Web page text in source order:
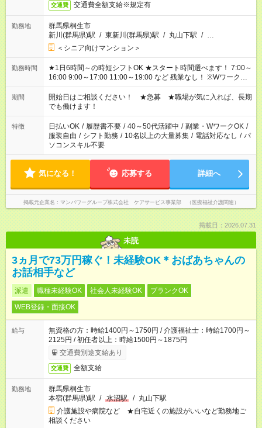
交通費 交通費全額支給※規定有
勤務地
群馬県桐生市
新川(群馬県)駅 / 東新川(群馬県)駅 / 丸山下駅 / …
＜シニア向けマンション＞
勤務時間
★1日6時間～の時短シフトOK ★スタート時間選べます！ 7:00～
16:00 9:00～17:00 11:00～19:00 など 残業なし！ ※Wワークの
場合、他のお仕事と合わせ週40時間超の就業はご案内できませ
ん ※法令に基づき、週20時間以上勤務は社会保険への加入対象
となります ※労働者派遣法（日雇い派遣の原則禁止）により、
短時間・短期間の就業はご案内が難しい場合があります
期間
開始日はご相談ください！ ★急募 ★職場が気に入れば、長期
でも働けます！
特徴 日払いOK / 履歴書不要 / 40～50代活躍中 / 副業・WワークOK /
服装自由 / シフト勤務 / 10名以上の大量募集 / 電話対応なし / パ
ソコンスキル不要
気になる！ 応募する 詳細へ
掲載元企業名 マンパワーグループ株式会社 ケアサービス事業部 （医療福祉介護関連）
掲載日：2026.07.31
未読
3ヵ月で73万円稼ぐ！未経験OK＊おばあちゃんの
お話相手など
派遣 職種未経験OK 社会人未経験OK
ブランクOK
WEB登録・面接OK
給与
無資格の方：時給1400円～1750円 / 介護福祉士：時給1700円～
2125円 / 初任者以上：時給1500円～1875円
交通費別途支給あり
交通費 全額支給
勤務地
群馬県桐生市
本宿(群馬県)駅 / 水沼駅 / 丸山下駅
介護施設や病院など ★自宅近くの施設がいいなど勤務地ご
相談ください